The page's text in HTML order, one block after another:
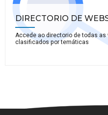
DIRECTORIO DE
Accede ao directorio de todas
clasificados por temáticas